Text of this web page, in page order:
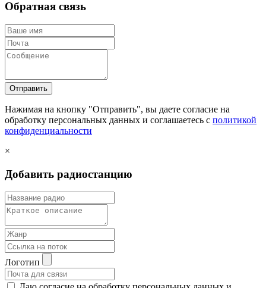
Обратная связь
Отправить
Нажимая на кнопку "Отправить", вы даете согласие на
обработку персональных данных и соглашаетесь c политикой
конфиденциальности
×
Добавить радиостанцию
Логотип